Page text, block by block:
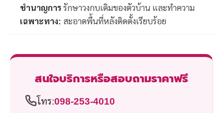
ชำนาญการ
เฉพาะทาง:
รักษาวงกบเดิมของตัวบ้าน และทำความ
สะอาดพื้นที่หลังติดตั้งเรียบร้อย
สนใจบริการหรือสอบถามราคาฟรี
โทร:098-253-4010